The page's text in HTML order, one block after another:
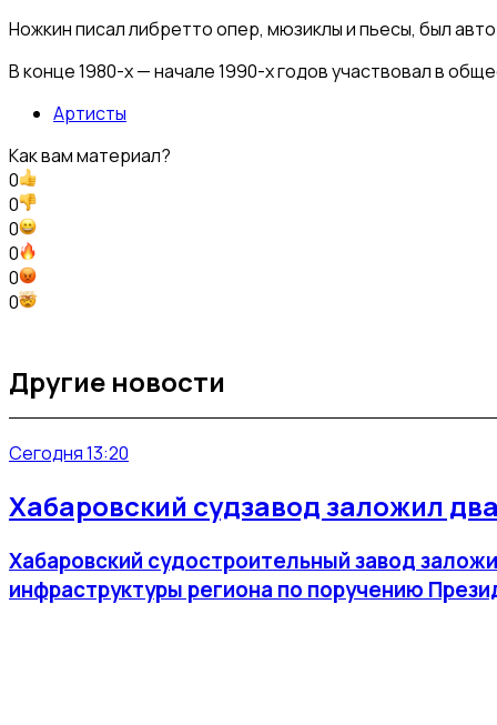
Ножкин писал либретто опер, мюзиклы и пьесы, был
В конце 1980-х — начале 1990-х годов участвовал в
Артисты
Как вам материал?
0
0
0
0
0
0
Другие новости
Сегодня 13:20
Хабаровский судзавод заложил
Хабаровский судостроительный завод
инфраструктуры региона по поручению